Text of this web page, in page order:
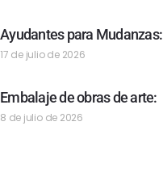
Ayudantes para Mudanzas:
17 de julio de 2026
Embalaje de obras de arte:
8 de julio de 2026